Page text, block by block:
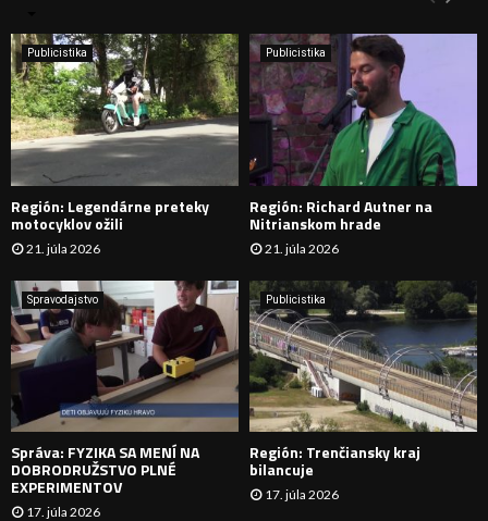
i
e
:
H
D
A
N
I
E
Publicistika
Región: Legendárne preteky
motocyklov ožili
21. júla 2026
Publicistika
Región: Richard Autner na
Nitrianskom hrade
21. júla 2026
Spravodajstvo
Správa: FYZIKA SA MENÍ NA
DOBRODRUŽSTVO PLNÉ
EXPERIMENTOV
17. júla 2026
Publicistika
Región: Trenčiansky kraj
bilancuje
17. júla 2026